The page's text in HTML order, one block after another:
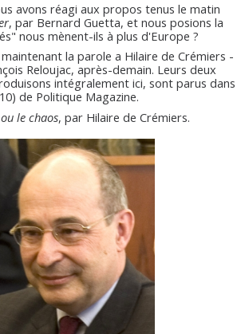
réagi aux propos tenus le matin
, par Bernard Guetta, et nous posions la
nous mènent-ils à plus d'Europe ?
la parole a Hilaire de Crémiers -
Reloujac, après-demain. Leurs deux
intégralement ici, sont parus dans
de Politique Magazine.
le chaos, par Hilaire de Crémiers.